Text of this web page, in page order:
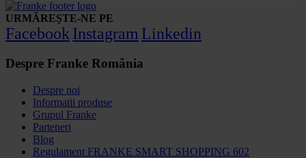
URMĂREȘTE-NE PE
FacebookInstagram Linkedin
Despre Franke România
Despre noi
Informatii produse
Grupul Franke
Parteneri
Blog
Regulament FRANKE SMART SHOPPING 602